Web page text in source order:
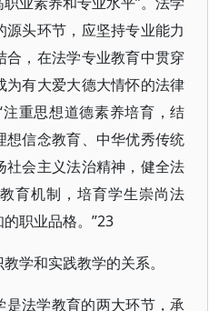
头环节，应坚持专业能力
，在法学专业教育中贯穿
有大爱大德大情怀的法律
重思想道德素养培育，结
信念教育、中华优秀传统
会主义法治精神，健全法
育机制，培育学生崇尚法
职业品格。”23
学和实践教学的关系。
是法学教育的两大环节，承